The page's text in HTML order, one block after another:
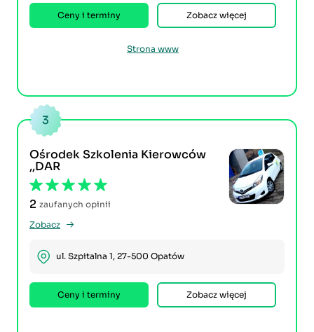
Ceny i terminy Zobacz więcej
Strona www
3
Ośrodek Szkolenia Kierowców
,,DAR
2 zaufanych opinii
Zobacz
ul. Szpitalna 1, 27-500 Opatów
Ceny i terminy Zobacz więcej